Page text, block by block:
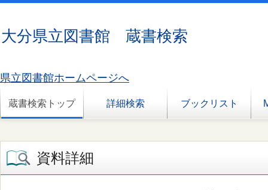
大分県立図書館 蔵書検索
県立図書館ホームページへ
蔵書検索トップ 詳細検索 ブックリスト
資料詳細